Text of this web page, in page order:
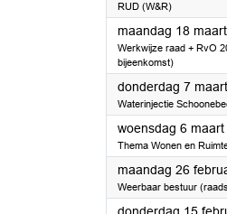
RUD (W&R)
maandag 18 maart
Werkwijze raad + RvO
bijeenkomst)
donderdag 7 maart
Waterinjectie
woensdag 6 maart
Thema Wonen en
maandag 26
Weerbaar bestuur